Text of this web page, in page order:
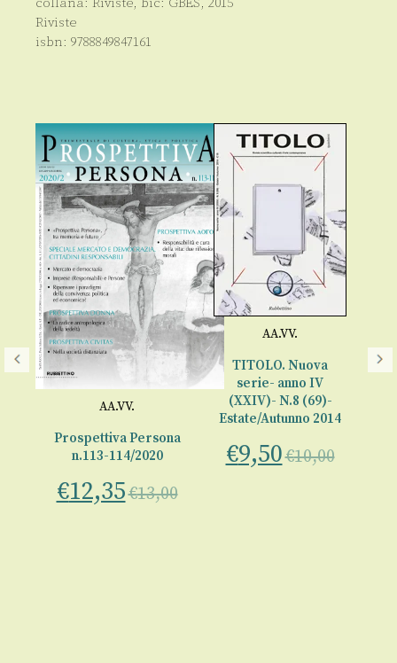
Riviste
isbn: 9788849847161
AA.VV.
Prospettiva Persona
n.113-114/2020
€12,35€13,00
AA.VV.
TITOLO. Nuova
serie- anno IV
(XXIV)- N.8 (69)-
Estate/Autunno 2014
€9,50€10,00